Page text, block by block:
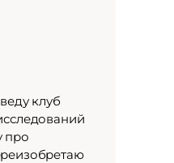
клуб
про